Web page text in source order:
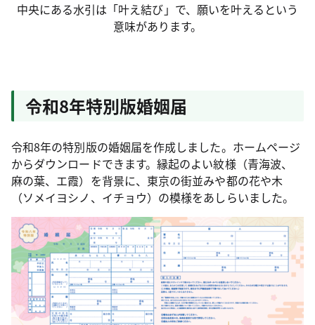
中央にある水引は「叶え結び」で、願いを叶えるという
意味があります。
令和8年特別版婚姻届
令和8年の特別版の婚姻届を作成しました。ホームページ
からダウンロードできます。縁起のよい紋様（青海波、
麻の葉、エ霞）を背景に、東京の街並みや都の花や木
（ソメイヨシノ、イチョウ）の模様をあしらいました。